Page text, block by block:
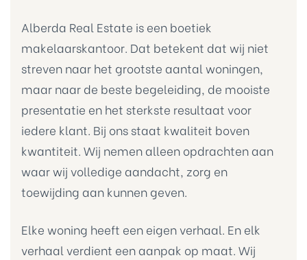
Alberda Real Estate is een boetiek
makelaarskantoor. Dat betekent dat wij niet
streven naar het grootste aantal woningen,
maar naar de beste begeleiding, de mooiste
presentatie en het sterkste resultaat voor
iedere klant. Bij ons staat kwaliteit boven
kwantiteit. Wij nemen alleen opdrachten aan
waar wij volledige aandacht, zorg en
toewijding aan kunnen geven.
Elke woning heeft een eigen verhaal. En elk
verhaal verdient een aanpak op maat. Wij
Real
Real